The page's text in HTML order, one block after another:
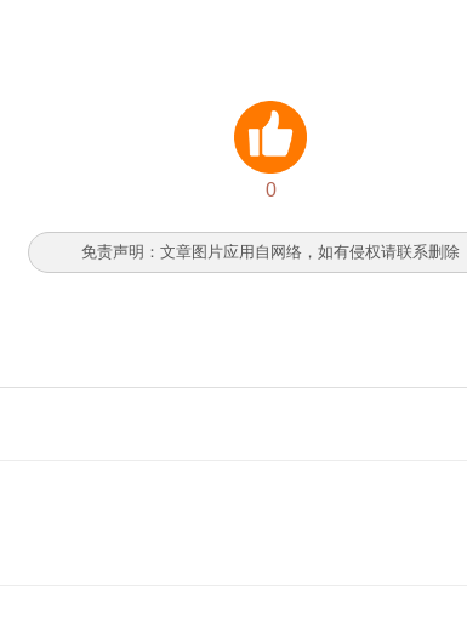
0
免责声明：文章图片应用自网络，如有侵权请联系删除